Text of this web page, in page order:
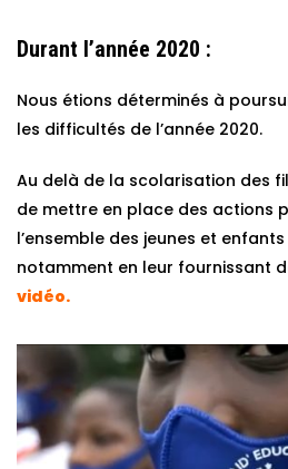
Durant l’année 2020 :
Nous étions déterminés à
les difficultés de l’année 2020.
Au delà de la scolarisation des
de mettre en place des actions
l’ensemble des jeunes et
notamment en leur fournissant
vidéo.